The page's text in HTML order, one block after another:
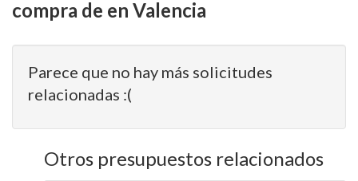
compra de en Valencia
Parece que no hay más solicitudes
relacionadas :(
Otros presupuestos relacionados